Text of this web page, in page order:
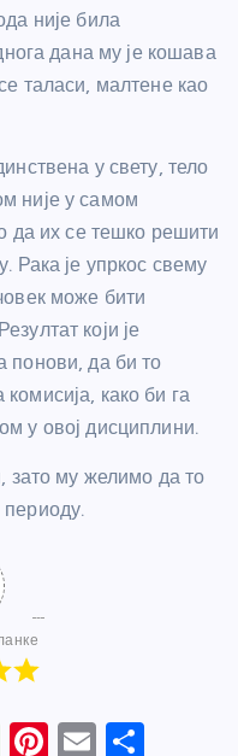
није била
дана му је кошава
таласи, малтене као
у свету, тело
није у самом
да их се тешко решити
Рака је упркос свему
може бити
који је
понови, да би то
како би га
у овој дисциплини.
зато му желимо да то
M Pi E